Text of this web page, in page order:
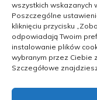
wszystkich wskazanych
Poszczególne
kliknięciu przycisku
odpowiadają Twoim
instalowanie plików
wybranym przez Ciebie
Szczegółowe